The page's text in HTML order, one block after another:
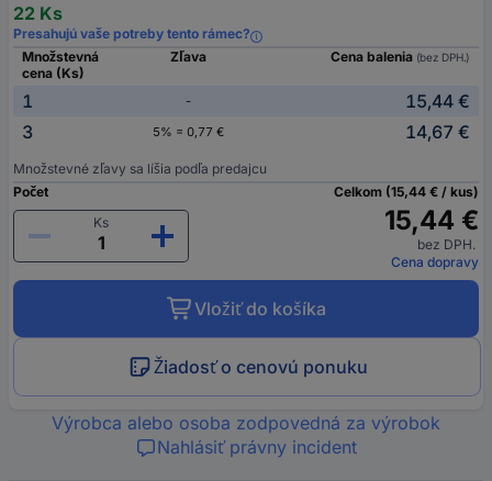
22 Ks
Presahujú vaše potreby tento rámec?
Množstevná
cena (Ks)
Zľava Cena balenia (bez DPH.)
1 -
15,44 €
3
5% = 0,77 € 14,67 €
Množstevné zľavy sa líšia podľa predajcu
Počet
Ks
Celkom (15,44 € / kus)
15,44 €
bez DPH.
Cena dopravy
Vložiť do košíka
Žiadosť o cenovú ponuku
Výrobca alebo osoba zodpovedná za výrobok
Nahlásiť právny incident